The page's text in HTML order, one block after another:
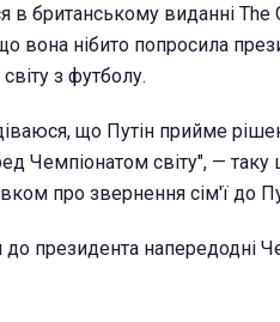
в британському виданні The
вона нібито попросила
з футболу.
що Путін прийме
Чемпіонатом світу", — таку
про звернення сім'ї до
президента напередодні